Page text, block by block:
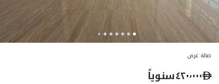
صالة عرض
٤٢٠٬٠٠٠سنوياً